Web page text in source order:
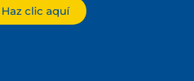
Haz clic aquí